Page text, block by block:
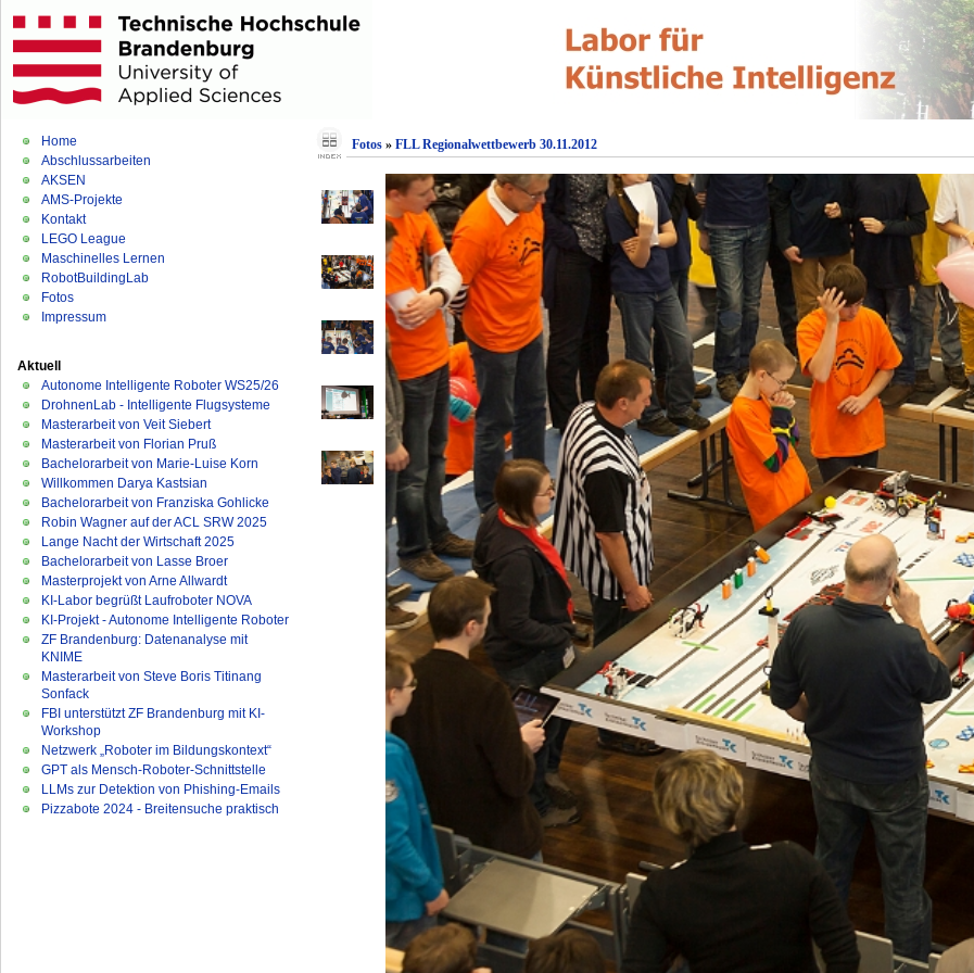
Home
Abschlussarbeiten
AKSEN
AMS-Projekte
Kontakt
LEGO League
Maschinelles Lernen
RobotBuildingLab
Fotos
Impressum
Aktuell
Autonome Intelligente Roboter WS25/26
DrohnenLab - Intelligente Flugsysteme
Masterarbeit von Veit Siebert
Masterarbeit von Florian Pruß
Bachelorarbeit von Marie-Luise Korn
Willkommen Darya Kastsian
Bachelorarbeit von Franziska Gohlicke
Robin Wagner auf der ACL SRW 2025
Lange Nacht der Wirtschaft 2025
Bachelorarbeit von Lasse Broer
Masterprojekt von Arne Allwardt
KI-Labor begrüßt Laufroboter NOVA
KI-Projekt - Autonome Intelligente Roboter
ZF Brandenburg: Datenanalyse mit
KNIME
Masterarbeit von Steve Boris Titinang
Sonfack
FBI unterstützt ZF Brandenburg mit KI-
Workshop
Netzwerk „Roboter im Bildungskontext“
GPT als Mensch-Roboter-Schnittstelle
LLMs zur Detektion von Phishing-Emails
Pizzabote 2024 - Breitensuche praktisch
Fotos »FLL Regionalwettbewerb 30.11.2012